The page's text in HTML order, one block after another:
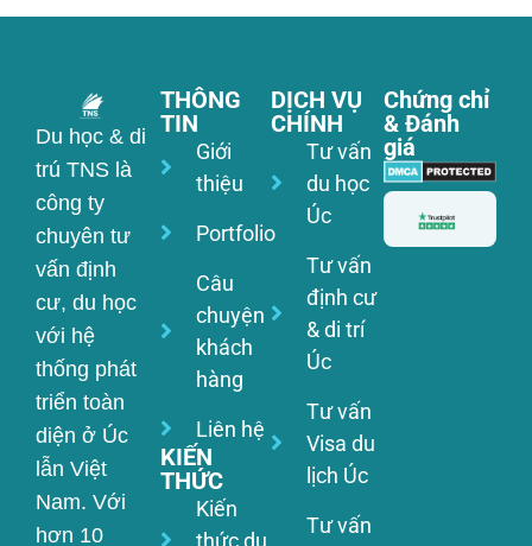
Du học & di
trú TNS là
công ty
chuyên tư
vấn định
cư, du học
với hệ
thống phát
triển toàn
diện ở Úc
lẫn Việt
Nam. Với
hơn 10
THÔNG
TIN
Giới
thiệu
Portfolio
Câu
chuyện
khách
hàng
Liên hệ
KIẾN
THỨC
Kiến
thức du
DỊCH VỤ
CHÍNH
Tư vấn
du học
Úc
Tư vấn
định cư
& di trí
Úc
Tư vấn
Visa du
lịch Úc
Tư vấn
Chứng chỉ
& Đánh
giá